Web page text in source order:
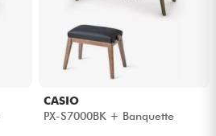
CASIO
PX-S7000BK + Banquette